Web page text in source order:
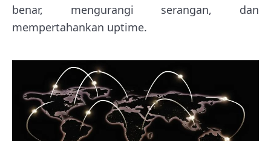
benar, mengurangi serangan, dan
mempertahankan uptime.